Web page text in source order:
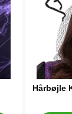
Hårbøjle
Varenr